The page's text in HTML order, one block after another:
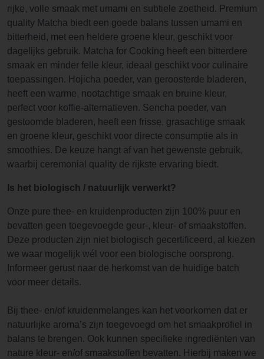
rijke, volle smaak met umami en subtiele zoetheid. Premium
quality Matcha biedt een goede balans tussen umami en
bitterheid, met een heldere groene kleur, geschikt voor
dagelijks gebruik. Matcha for Cooking heeft een bitterdere
smaak en minder felle kleur, ideaal geschikt voor culinaire
toepassingen. Hojicha poeder, van geroosterde bladeren,
heeft een warme, nootachtige smaak en bruine kleur,
perfect voor koffie-alternatieven. Sencha poeder, van
gestoomde bladeren, heeft een frisse, grasachtige smaak
en groene kleur, geschikt voor directe consumptie als in
smoothies. De keuze hangt af van het gewenste gebruik,
waarbij ceremonial quality de rijkste ervaring biedt.
Is het biologisch / natuurlijk verwerkt?
Onze pure thee- en kruidenproducten zijn 100% puur en
bevatten geen toegevoegde geur-, kleur- of smaakstoffen.
Deze producten zijn niet biologisch gecertificeerd, al kiezen
we waar mogelijk wél voor een biologische oorsprong.
Informeer gerust naar de herkomst van de huidige batch
voor meer details.
Bij thee- en/of kruidenmelanges kan het voorkomen dat er
natuurlijke aroma’s zijn toegevoegd om het smaakprofiel in
balans te brengen. Ook kunnen specifieke ingrediënten van
nature kleur- en/of smaakstoffen bevatten. Hierbij maken we